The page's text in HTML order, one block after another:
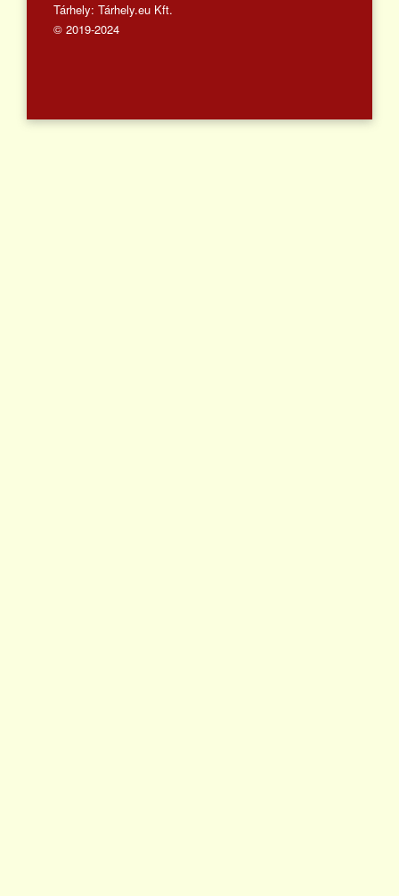
Tárhely: Tárhely.eu Kft.
© 2019-2024